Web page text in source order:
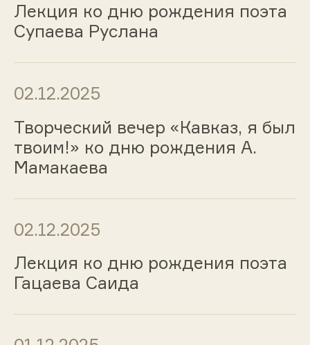
Лекция ко дню рождения поэта
Супаева Руслана
02.12.2025
Творческий вечер «Кавказ, я был
твоим!» ко дню рождения А.
Мамакаева
02.12.2025
Лекция ко дню рождения поэта
Гацаева Саида